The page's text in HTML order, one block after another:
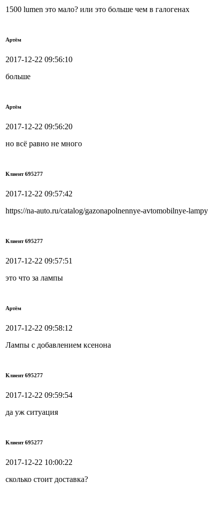
1500 lumen это мало? или это больше чем в галогенах
Артём
2017-12-22 09:56:10
больше
Артём
2017-12-22 09:56:20
но всё равно не много
Клиент 695277
2017-12-22 09:57:42
https://na-auto.ru/catalog/gazonapolnennye-avtomobilnye-lampy
Клиент 695277
2017-12-22 09:57:51
это что за лампы
Артём
2017-12-22 09:58:12
Лампы с добавлением ксенона
Клиент 695277
2017-12-22 09:59:54
да уж ситуация
Клиент 695277
2017-12-22 10:00:22
сколько стоит доставка?